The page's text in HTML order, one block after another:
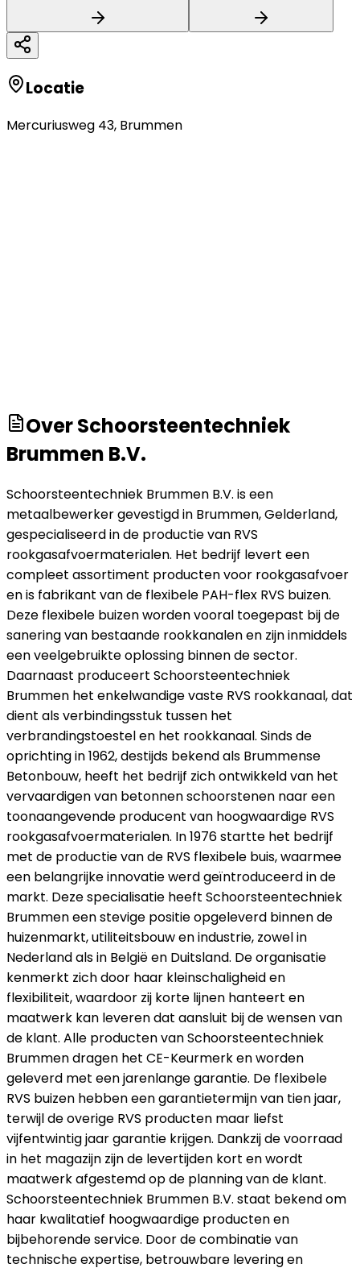
Locatie
Mercuriusweg 43, Brummen
OverSchoorsteentechniek
Brummen B.V.
Schoorsteentechniek Brummen B.V. is een
metaalbewerker gevestigd in Brummen, Gelderland,
gespecialiseerd in de productie van RVS
rookgasafvoermaterialen. Het bedrijf levert een
compleet assortiment producten voor rookgasafvoer
en is fabrikant van de flexibele PAH-flex RVS buizen.
Deze flexibele buizen worden vooral toegepast bij de
sanering van bestaande rookkanalen en zijn inmiddels
een veelgebruikte oplossing binnen de sector.
Daarnaast produceert Schoorsteentechniek
Brummen het enkelwandige vaste RVS rookkanaal, dat
dient als verbindingsstuk tussen het
verbrandingstoestel en het rookkanaal. Sinds de
oprichting in 1962, destijds bekend als Brummense
Betonbouw, heeft het bedrijf zich ontwikkeld van het
vervaardigen van betonnen schoorstenen naar een
toonaangevende producent van hoogwaardige RVS
rookgasafvoermaterialen. In 1976 startte het bedrijf
met de productie van de RVS flexibele buis, waarmee
een belangrijke innovatie werd geïntroduceerd in de
markt. Deze specialisatie heeft Schoorsteentechniek
Brummen een stevige positie opgeleverd binnen de
huizenmarkt, utiliteitsbouw en industrie, zowel in
Nederland als in België en Duitsland. De organisatie
kenmerkt zich door haar kleinschaligheid en
flexibiliteit, waardoor zij korte lijnen hanteert en
maatwerk kan leveren dat aansluit bij de wensen van
de klant. Alle producten van Schoorsteentechniek
Brummen dragen het CE-Keurmerk en worden
geleverd met een jarenlange garantie. De flexibele
RVS buizen hebben een garantietermijn van tien jaar,
terwijl de overige RVS producten maar liefst
vijfentwintig jaar garantie krijgen. Dankzij de voorraad
in het magazijn zijn de levertijden kort en wordt
maatwerk afgestemd op de planning van de klant.
Schoorsteentechniek Brummen B.V. staat bekend om
haar kwalitatief hoogwaardige producten en
bijbehorende service. Door de combinatie van
technische expertise, betrouwbare levering en